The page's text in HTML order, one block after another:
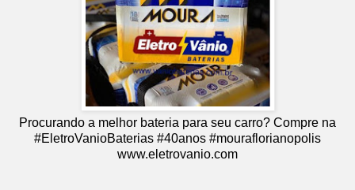
Procurando a melhor bateria para seu carro? Compre na
#EletroVanioBaterias #40anos #mouraflorianopolis
www.eletrovanio.com